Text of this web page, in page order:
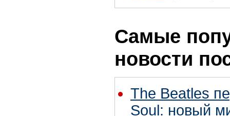
Самые
новости
The Beatles
Soul: новый